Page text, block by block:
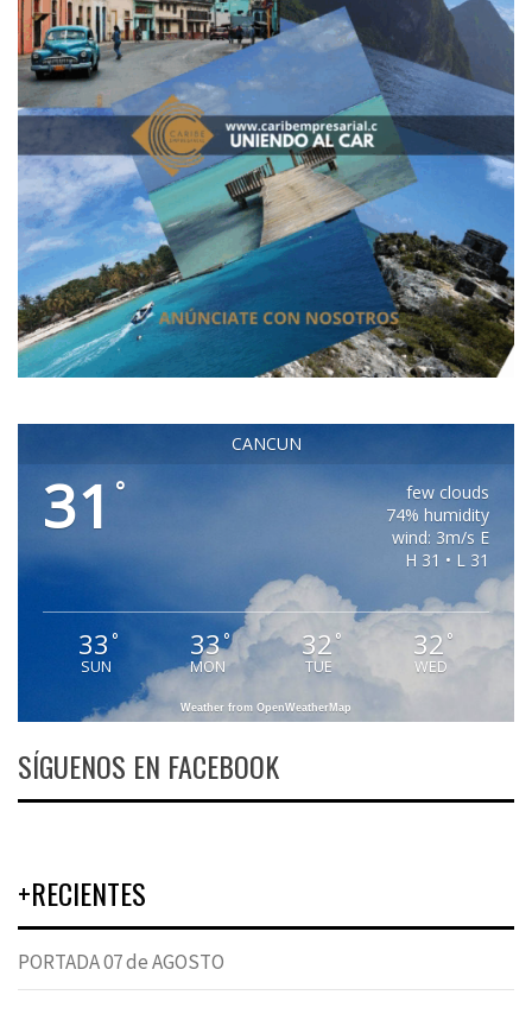
CANCUN
31 °
few clouds
74% humidity
wind: 3m/s E
H 31 • L 31
33 °
SUN
33°
MON
32 °
TUE
32 °
WED
Weather from OpenWeatherMap
SÍGUENOS EN FACEBOOK
+RECIENTES
PORTADA 07 de AGOSTO